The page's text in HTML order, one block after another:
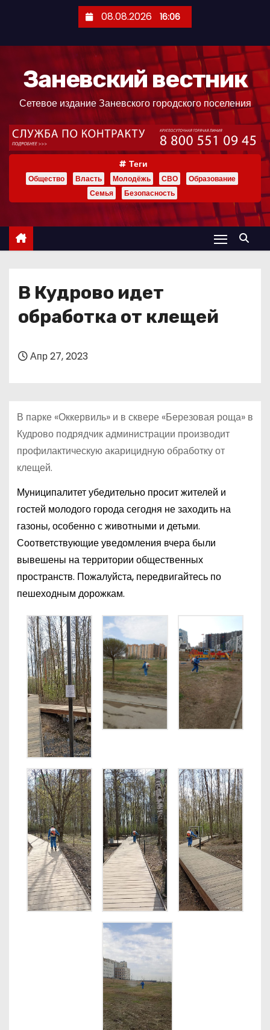
ж
08.08.2026 16:06
Заневский вестник
Сетевое издание Заневского городского поселения
Теги
Общество Власть Молодёжь СВО
Образование
Семья
Безопасность
В Кудрово идет
обработка от клещей
Апр 27, 2023
В парке «Оккервиль» и в сквере «Березовая роща» в
Кудрово подрядчик администрации производит
профилактическую акарицидную обработку от
клещей.
Муниципалитет убедительно просит жителей и
гостей молодого города сегодня не заходить на
газоны, особенно с животными и детьми.
Соответствующие уведомления вчера были
вывешены на территории общественных
пространств. Пожалуйста, передвигайтесь по
пешеходным дорожкам.